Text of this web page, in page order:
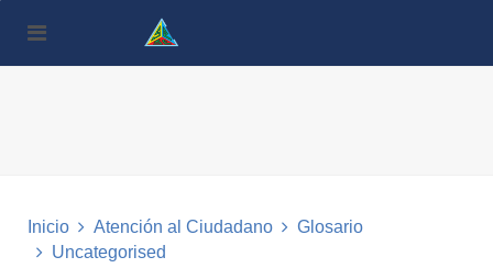
este
Inicio Atención al Ciudadano
Glosario
Uncategorised